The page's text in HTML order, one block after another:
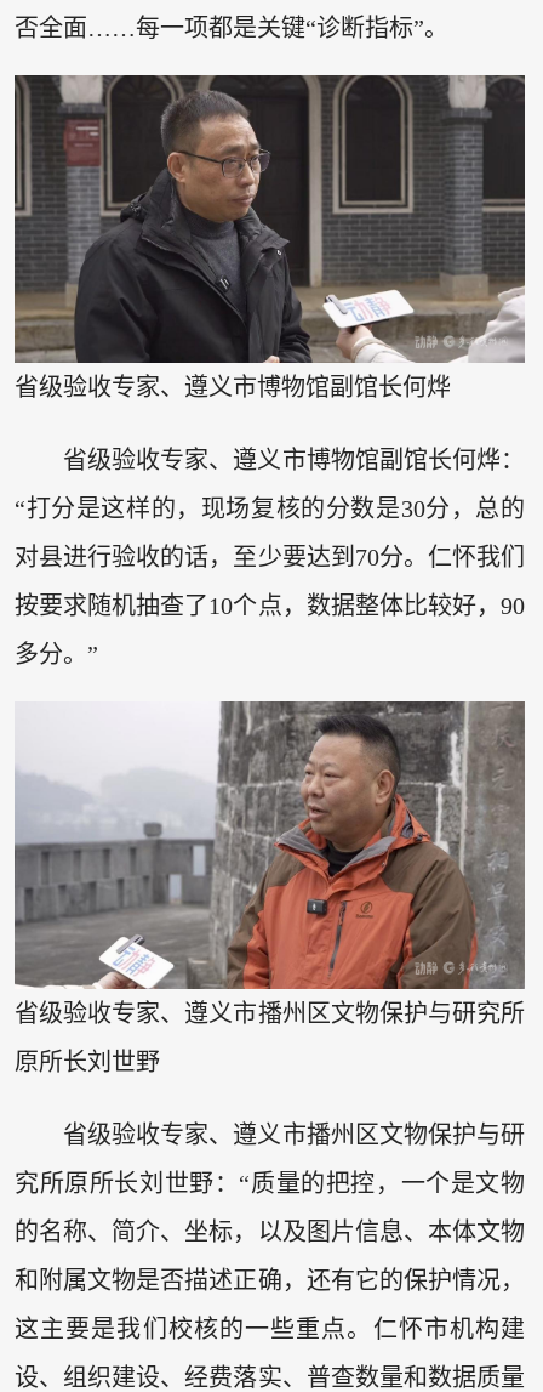
否全面……每一项都是关键“诊断指标”。
省级验收专家、遵义市博物馆副馆长何烨
省级验收专家、遵义市博物馆副馆长何烨：
“打分是这样的，现场复核的分数是30分，总的
对县进行验收的话，至少要达到70分。仁怀我们
按要求随机抽查了10个点，数据整体比较好，90
多分。”
省级验收专家、遵义市播州区文物保护与研究所
原所长刘世野
省级验收专家、遵义市播州区文物保护与研
究所原所长刘世野：“质量的把控，一个是文物
的名称、简介、坐标，以及图片信息、本体文物
和附属文物是否描述正确，还有它的保护情况，
这主要是我们校核的一些重点。仁怀市机构建
设、组织建设、经费落实、普查数量和数据质量